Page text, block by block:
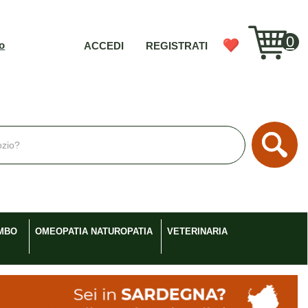
ACCEDI REGISTRATI 0
OMEOPATIA NATUROPATIA VETERINARIA